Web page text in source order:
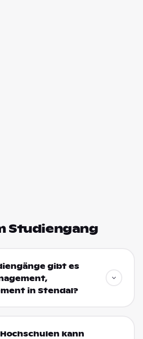
Studiengang
gibt es
in Stendal?
kann